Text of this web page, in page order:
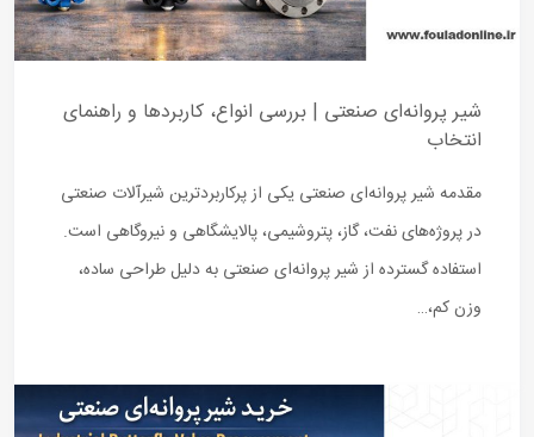
شیر پروانه‌ای صنعتی | بررسی انواع، کاربردها و راهنمای
انتخاب
مقدمه شیر پروانه‌ای صنعتی یکی از پرکاربردترین شیرآلات صنعتی
در پروژه‌های نفت، گاز، پتروشیمی، پالایشگاهی و نیروگاهی است.
استفاده گسترده از شیر پروانه‌ای صنعتی به دلیل طراحی ساده،
وزن کم،…